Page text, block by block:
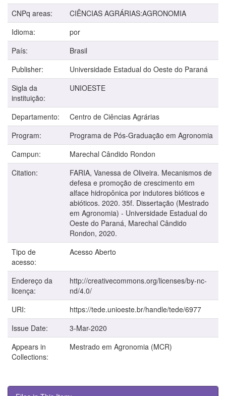
CNPq areas:
CIÊNCIAS AGRÁRIAS:AGRONOMIA
Idioma:
por
País:
Brasil
Publisher:
Universidade Estadual do Oeste do Paraná
Sigla da
instituição:
UNIOESTE
Departamento:
Centro de Ciências Agrárias
Program:
Programa de Pós-Graduação em Agronomia
Campun:
Marechal Cândido Rondon
Citation:
FARIA, Vanessa de Oliveira. Mecanismos de
defesa e promoção de crescimento em
alface hidropônica por indutores bióticos e
abióticos. 2020. 35f. Dissertação (Mestrado
em Agronomia) - Universidade Estadual do
Oeste do Paraná, Marechal Cândido
Rondon, 2020.
Tipo de
acesso:
Acesso Aberto
Endereço da
licença:
http://creativecommons.org/licenses/by-nc-
nd/4.0/
URI:
https://tede.unioeste.br/handle/tede/6977
Issue Date:
3-Mar-2020
Appears in
Collections:
Mestrado em Agronomia (MCR)